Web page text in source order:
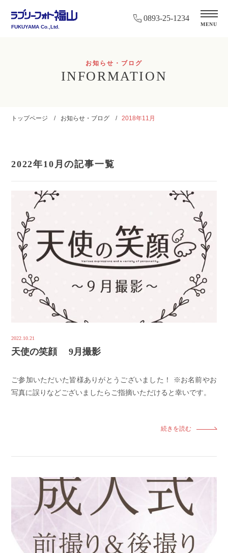
FUKUYAMA Co.,Ltd.
0893-25-1234
MENU
お知らせ・ブログ
INFORMATION
トップページ お知らせ・ブログ 2018年11月
2022年10月の記事一覧
2022.10.21
天使の笑顔 9月撮影
ご参加いただいた皆様ありがとうございました！ ※お名前やお
写真に誤りなどございましたらご指摘いただけると幸いです。
続きを読む